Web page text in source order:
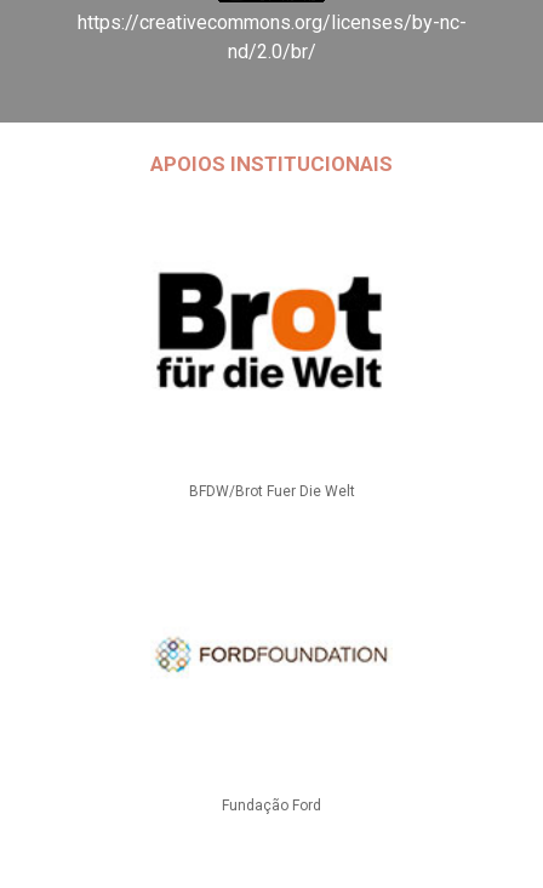
https://creativecommons.org/licenses/by-nc-
nd/2.0/br/
APOIOS INSTITUCIONAIS
BFDW/Brot Fuer Die Welt
Fundação Ford